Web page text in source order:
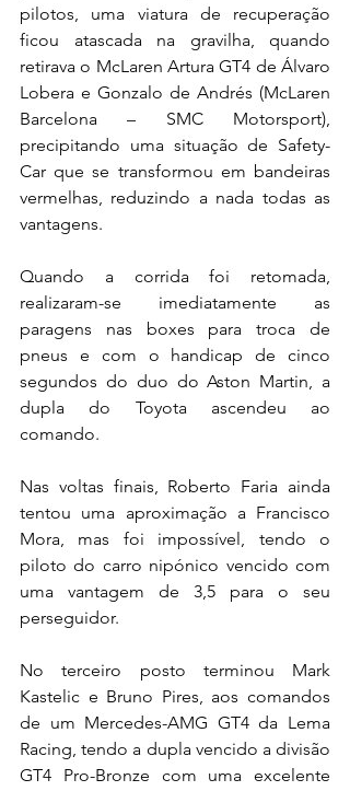
pilotos, uma viatura de recuperação
ficou atascada na gravilha, quando
retirava o McLaren Artura GT4 de Álvaro
Lobera e Gonzalo de Andrés (McLaren
Barcelona – SMC Motorsport),
precipitando uma situação de Safety-
Car que se transformou em bandeiras
vermelhas, reduzindo a nada todas as
vantagens.
Quando a corrida foi retomada,
realizaram-se imediatamente as
paragens nas boxes para troca de
pneus e com o handicap de cinco
segundos do duo do Aston Martin, a
dupla do Toyota ascendeu ao
comando.
Nas voltas finais, Roberto Faria ainda
tentou uma aproximação a Francisco
Mora, mas foi impossível, tendo o
piloto do carro nipónico vencido com
uma vantagem de 3,5 para o seu
perseguidor.
No terceiro posto terminou Mark
Kastelic e Bruno Pires, aos comandos
de um Mercedes-AMG GT4 da Lema
Racing, tendo a dupla vencido a divisão
GT4 Pro-Bronze com uma excelente